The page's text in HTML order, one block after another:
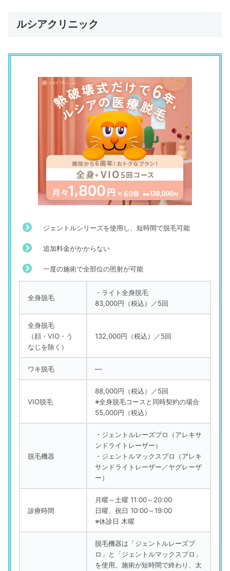
レジーナクリニック 神戸三宮院
「最初に契約をするときに化粧水や乳液を勧められて、断り
づらく買ってしまった」
（39歳／嘱託・契約社員／その他／製造）
ルシアクリニック
ジェントルシリーズを使用し、短時間で脱毛可能
追加料金がかからない
一度の施術で全部位の照射が可能
全身脱毛
・ライト全身脱毛
83,000円（税込）／5回
全身脱毛
（顔・VIO・う
なじを除く）
132,000円（税込）／5回
ワキ脱毛 ―
VIO脱毛
88,000円（税込）／5回
※全身脱毛コースと同時契約の場合
55,000円（税込）
脱毛機器
・ジェントルレーズプロ（アレキサ
ンドライトレーザー）
・ジェントルマックスプロ（アレキ
サンドライトレーザー／ヤグレーザ
ー）
診療時間
月曜～土曜 11:00～20:00
日曜、祝日 10:00～19:00
※休診日 木曜
脱毛機器は「ジェントルレーズプ
ロ」と「ジェントルマックスプロ」
を使用。施術が短時間で終わり、太